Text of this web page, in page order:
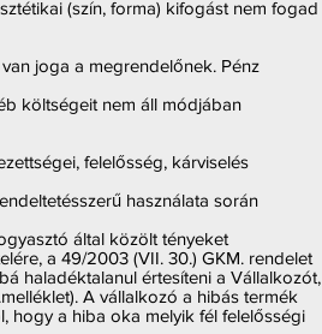
(szín, forma) kifogást nem fogad
joga a megrendelőnek. Pénz
költségeit nem áll módjában
felelősség, kárviselés
használata során
által közölt tényeket
a 49/2003 (VII. 30.) GKM. rendelet
haladéktalanul értesíteni a Vállalkozót,
A vállalkozó a hibás termék
hogy a hiba oka melyik fél felelősségi